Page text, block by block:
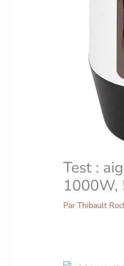
Test :
1000W,
ParThibault